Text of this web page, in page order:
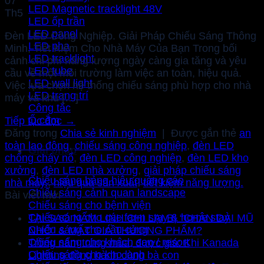
LED Magnetic tracklight 48V
LED ốp trần
LED panel
LED pha
LED tracklight
LED tube
LED wall light
LED trang trí
Công tắc
Ổ cắm
Giải pháp
Chiếu sáng bảng hiệu quảng cáo
Chiếu sáng cảnh quan landscape
Chiếu sáng cho bệnh viện
Chiếu sáng cho các farm stay & home stay
Chiếu sáng cho cầu cảng
Chiếu sáng cho khách sạn / resort
Chiếu sáng cho kho lạnh
Th5
Đèn LED Công Nghiệp. Giải Pháp Chiếu Sáng Thông
Minh, Tiết Kiệm Cho Nhà Máy Của Bạn Trong bối
cảnh chi phí năng lượng ngày càng gia tăng và yêu
cầu về một môi trường làm việc an toàn, hiệu quả.
Việc lựa chọn hệ thống chiếu sáng phù hợp cho nhà
máy và khu […]
Tiếp tục đọc →
Đăng trong Chia sẻ kinh nghiệm | Được gắn thẻ an
toàn lao động,chiếu sáng công nghiệp, đèn LED
chống cháy nổ, đèn LED công nghiệp, đèn LED kho
xưởng, đèn LED nhà xưởng, giải pháp chiếu sáng
nhà máy.,hiệu quả sản xuất,tiết kiệm năng lượng.
Bài viết mới
TẠI SAO NẤM LINH CHI LẠI BỊ “CHÂN DÀI MŨ
NHỎ” & MẤT GIÁ THƯƠNG PHẨM?
Trồng nấm trúng mùa, được giá: Khi Kanada
Lighting đồng hành cùng bà con